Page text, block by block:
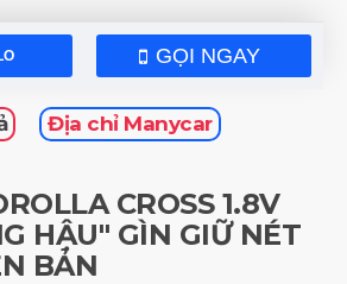
GỌI NGAY
Địa chỉ Manycar
CROSS 1.8V
HẬU" GÌN GIỮ NÉT
BẢN